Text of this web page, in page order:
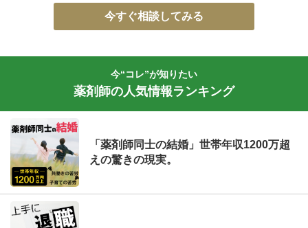
今すぐ相談してみる
今“コレ”が知りたい
薬剤師の人気情報ランキング
「薬剤師同士の結婚」世帯年収1200万超
えの驚きの現実。